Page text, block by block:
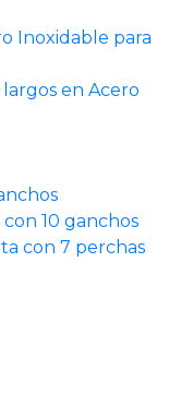
Inoxidable para
en Acero
10 ganchos
con 7 perchas